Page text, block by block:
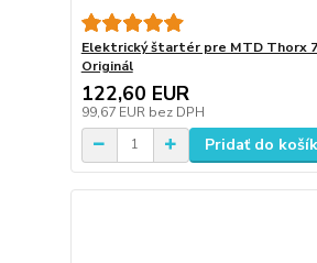
Elektrický štartér pre MTD Thorx
Originál
122,60 EUR
99,67 EUR bez DPH
Pridať do